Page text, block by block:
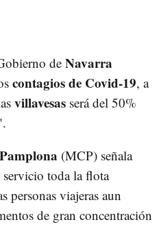
de Navarra
contagios de Covid-19, a
villavesas será del 50%
(MCP) señala
servicio toda la flota
personas viajeras aun
de gran concentración